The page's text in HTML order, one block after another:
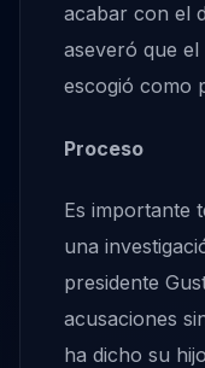
acabar con el
aseveró que
escogió como
Proceso
Es importante
una
presidente
acusaciones
ha dicho su